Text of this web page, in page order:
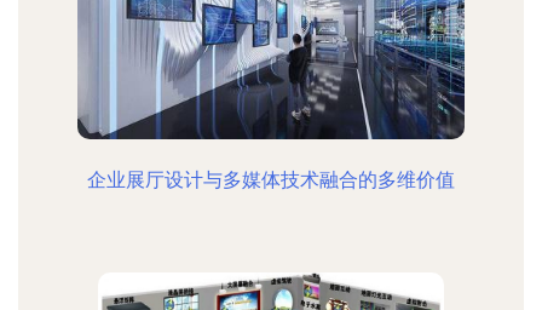
企业展厅设计与多媒体技术融合的多维价值